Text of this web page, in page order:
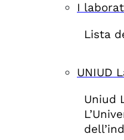
I
Lista
UNIUD
Uniud